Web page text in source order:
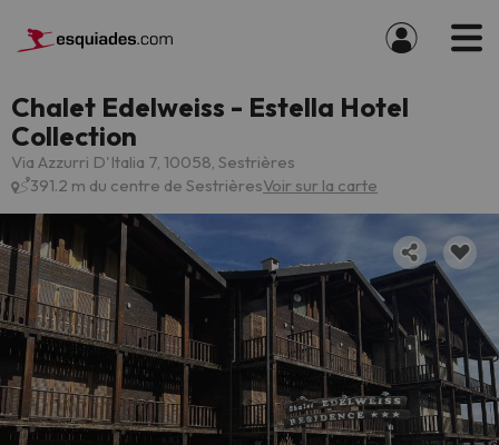
Chalet Edelweiss - Estella Hotel
Collection
Via Azzurri D'Italia 7, 10058, Sestrières
391.2 m du centre de SestrièresVoir sur la carte